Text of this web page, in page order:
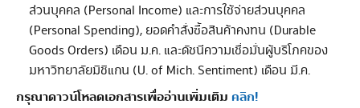
ส่วนบุคคล (Personal Income) และการใช้จ่ายส่วนบุคคล
(Personal Spending), ยอดคำสั่งซื้อสินค้าคงทน (Durable
Goods Orders) เดือน ม.ค. และดัชนีความเชื่อมั่นผู้บริโภคของ
มหาวิทยาลัยมิชิแกน (U. of Mich. Sentiment) เดือน มี.ค.
กรุณาดาวน์โหลดเอกสารเพื่ออ่านเพิ่มเติม คลิก!